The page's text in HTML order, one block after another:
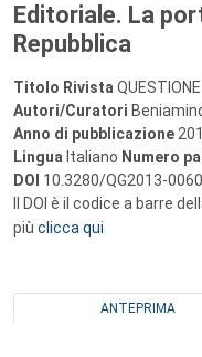
Editoriale. La
Repubblica
Titolo Rivista
Autori/Curatori
Anno di pubblicazione
Lingua Italiano Numero
DOI 10.3280/QG2013-
Il DOI è il codice a barre
più clicca qui
ANTEPRIMA